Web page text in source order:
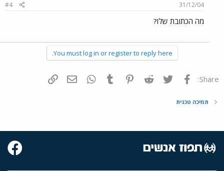
31/12/04
#4
מה הכתובת שלו?
You must log in or register to reply here.
Share: פייסבוק Twitter
Reddit
Pinterest
Tumblr
WhatsAppדואר אלקטרוני
תמיכה טכנית